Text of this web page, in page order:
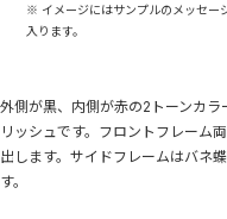
※ イメージにはサンプルのメッセー
入ります。
外側が黒、内側が赤の2トーンカ
リッシュです。フロントフレーム
出します。サイドフレームはバネ
す。